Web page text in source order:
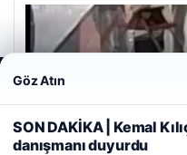
2 Yaşındaki Bebeğin
Personeline Ödül
Web sitemizi nasıl
deneyiminizi
kullanıyoruz. Çerez Politikamız
Reddet Kabul Et
Göz Atın
SON DAKİKA | Kemal
danışmanı duyurdu